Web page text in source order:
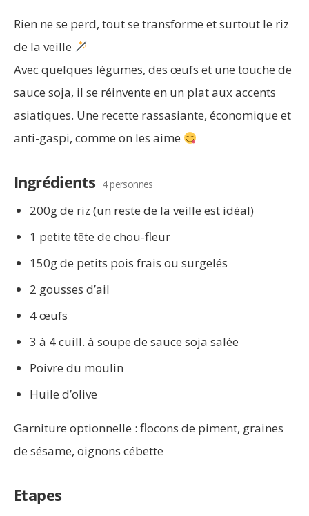
Rien ne se perd, tout se transforme et surtout le riz
de la veille
Avec quelques légumes, des œufs et une touche de
sauce soja, il se réinvente en un plat aux accents
asiatiques. Une recette rassasiante, économique et
anti-gaspi, comme on les aime
Ingrédients 4 personnes
200g de riz (un reste de la veille est idéal)
1 petite tête de chou-fleur
150g de petits pois frais ou surgelés
2 gousses d’ail
4 œufs
3 à 4 cuill. à soupe de sauce soja salée
Poivre du moulin
Huile d’olive
Garniture optionnelle : flocons de piment, graines
de sésame, oignons cébette
Etapes